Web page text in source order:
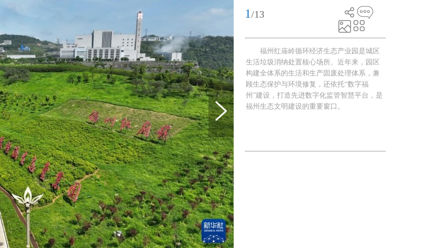
1 /13
福州红庙岭循环经济生态产业园是城区
生活垃圾消纳处置核心场所。近年来，园区
构建全体系的生活和生产固废处理体系，兼
顾生态保护与环境修复，还依托“数字福
州”建设，打造先进数字化监管智慧平台，是
福州生态文明建设的重要窗口。